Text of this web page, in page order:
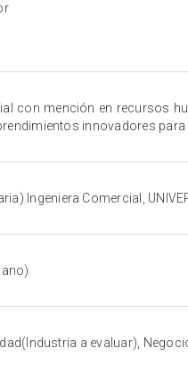
con mención en recursos
innovadores
Ingeniera Comercial,
a evaluar),